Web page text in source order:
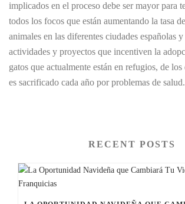
implicados en el proceso debe ser mayor para
todos los focos que están aumentando la tasa
animales en las diferentes ciudades españolas
actividades y proyectos que incentiven la
gatos que actualmente están en refugios, de
es sacrificado cada año por problemas de salud.
RECENT POSTS